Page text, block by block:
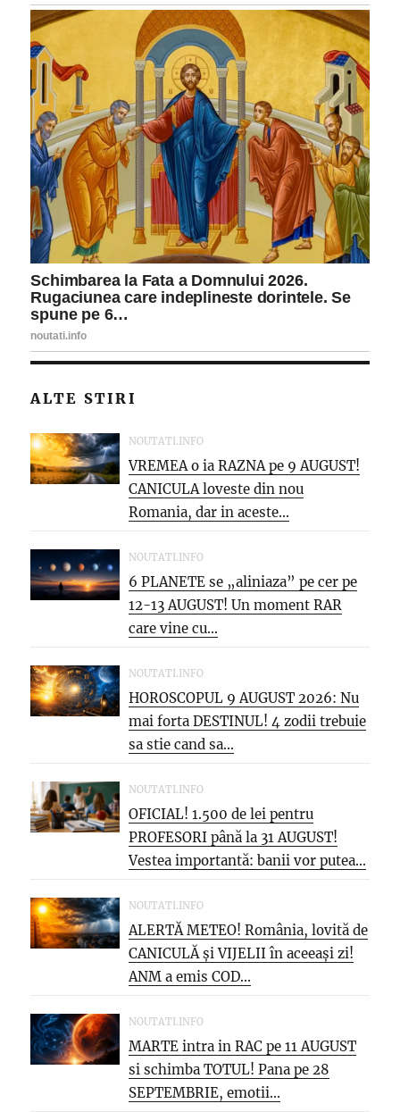
ALTE STIRI
NOUTATI.INFO
VREMEA o ia RAZNA pe 9 AUGUST!
CANICULA loveste din nou
Romania, dar in aceste...
NOUTATI.INFO
6 PLANETE se „aliniaza” pe cer pe
12-13 AUGUST! Un moment RAR
care vine cu...
NOUTATI.INFO
HOROSCOPUL 9 AUGUST 2026: Nu
mai forta DESTINUL! 4 zodii trebuie
sa stie cand sa...
NOUTATI.INFO
OFICIAL! 1.500 de lei pentru
PROFESORI până la 31 AUGUST!
Vestea importantă: banii vor putea...
NOUTATI.INFO
ALERTĂ METEO! România, lovită de
CANICULĂ și VIJELII în aceeași zi!
ANM a emis COD...
NOUTATI.INFO
MARTE intra in RAC pe 11 AUGUST
si schimba TOTUL! Pana pe 28
SEPTEMBRIE, emotii...